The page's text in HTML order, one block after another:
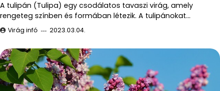
A tulipán (Tulipa) egy csodálatos tavaszi virág, amely
rengeteg színben és formában létezik. A tulipánokat…
Virág infó 2023.03.04.